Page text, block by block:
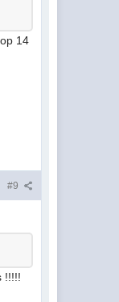
14
#9
!!!!!